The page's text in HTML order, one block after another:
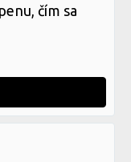
čím sa